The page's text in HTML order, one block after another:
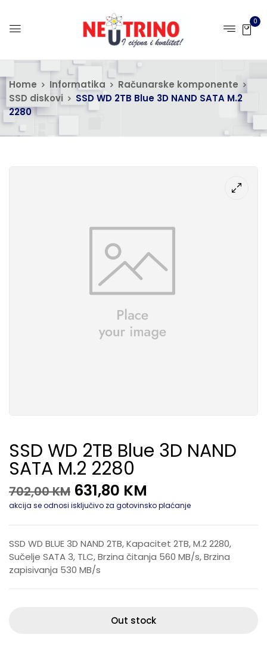
0
Home Informatika
Računarske komponente
SSD diskovi
SSD WD 2TB Blue 3D NAND SATA M.2
2280
SSD WD 2TB Blue 3D NAND
SATA M.2 2280
702,00KM 631,80 KM
akcija se odnosi isključivo za gotovinsko plaćanje
SSD WD BLUE 3D NAND 2TB, Kapacitet 2TB, M.2 2280,
Sučelje SATA 3, TLC, Brzina čitanja 560 MB/s, Brzina
zapisivanja 530 MB/s
Out stock